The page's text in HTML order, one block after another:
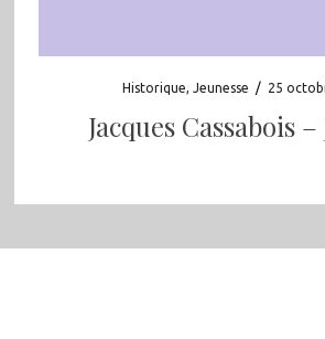
Historique, Jeunesse / 25
Jacques Cassabois